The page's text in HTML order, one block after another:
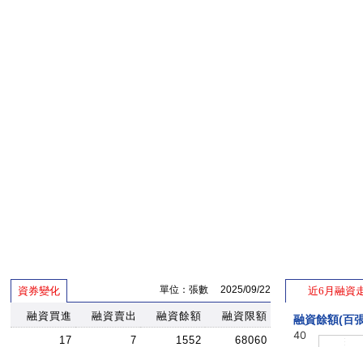
資券變化 單位：張數 2025/09/22
融資買進 融資賣出 融資餘額
融資限額
17
7 1552
68060
近6月融資
融資餘額(百
40